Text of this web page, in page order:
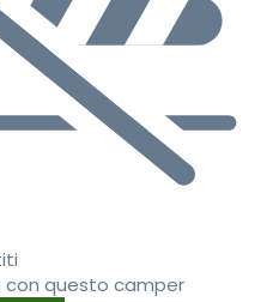
con questo camper